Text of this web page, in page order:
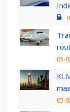
05-
05-